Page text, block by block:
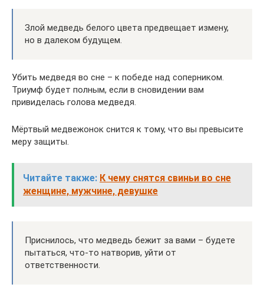
Злой медведь белого цвета предвещает измену,
но в далеком будущем.
Убить медведя во сне – к победе над соперником.
Триумф будет полным, если в сновидении вам
привиделась голова медведя.
Мёртвый медвежонок снится к тому, что вы превысите
меру защиты.
Читайте также: К чему снятся свиньи во сне
женщине, мужчине, девушке
Приснилось, что медведь бежит за вами – будете
пытаться, что-то натворив, уйти от
ответственности.